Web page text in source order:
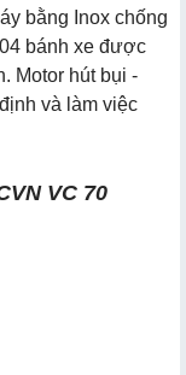
bằng Inox chống
bánh xe được
Motor hút bụi -
và làm việc
VC 70